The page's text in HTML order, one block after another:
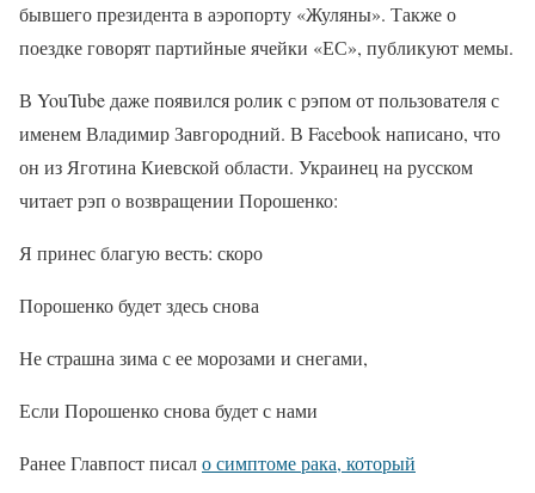
бывшего президента в аэропорту «Жуляны». Также о
поездке говорят партийные ячейки «ЕС», публикуют мемы.
В YouTube даже появился ролик с рэпом от пользователя с
именем Владимир Завгородний. В Facebook написано, что
он из Яготина Киевской области. Украинец на русском
читает рэп о возвращении Порошенко:
Я принес благую весть: скоро
Порошенко будет здесь снова
Не страшна зима с ее морозами и снегами,
Если Порошенко снова будет с нами
Ранее Главпост писало симптоме рака, который